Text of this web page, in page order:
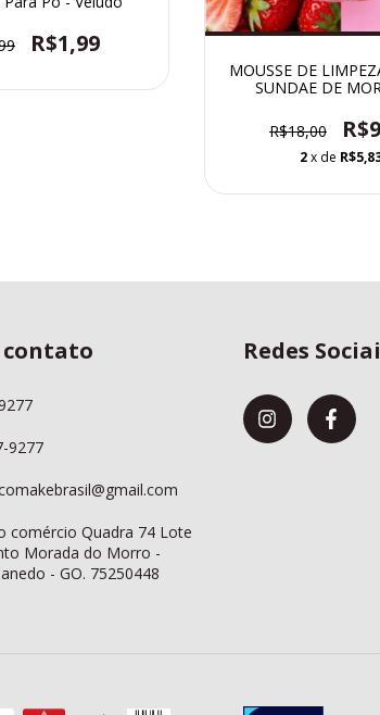
R$1,99
MOUSSE DE
SUNDAE DE
R$18,00
2 x de
contato
9277
comércio Quadra 74 Lote
Morada do Morro -
- GO. 75250448
Redes